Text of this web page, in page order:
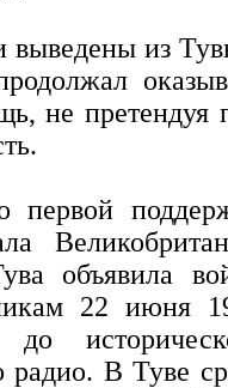
выведены из
не претендуя
первой
объявила
22 июня
радио. В Туве